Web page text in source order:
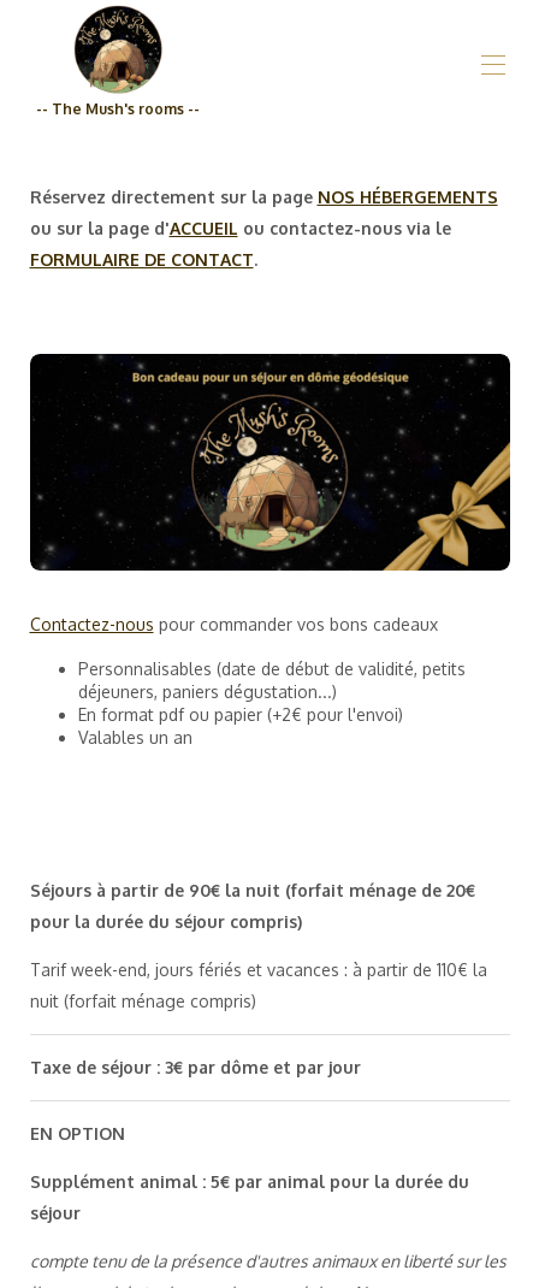
-- The Mush's rooms --
Who are we?_The Mush's rooms
All properties ▾
Grocery store
Prices
Réservez directement sur la page NOS HÉBERGEMENTS
ou sur la page d'ACCUEIL ou contactez-nous via le
FORMULAIRE DE CONTACT.
Contactez-nous pour commander vos bons cadeaux
Personnalisables (date de début de validité, petits
déjeuners, paniers dégustation...)
En format pdf ou papier (+2€ pour l'envoi)
Valables un an
Séjours à partir de 90€ la nuit (forfait ménage de 20€
pour la durée du séjour compris)
Tarif week-end, jours fériés et vacances : à partir de 110€ la
nuit (forfait ménage compris)
Taxe de séjour : 3€ par dôme et par jour
EN OPTION
Supplément animal : 5€ par animal pour la durée du
séjour
compte tenu de la présence d'autres animaux en liberté sur les